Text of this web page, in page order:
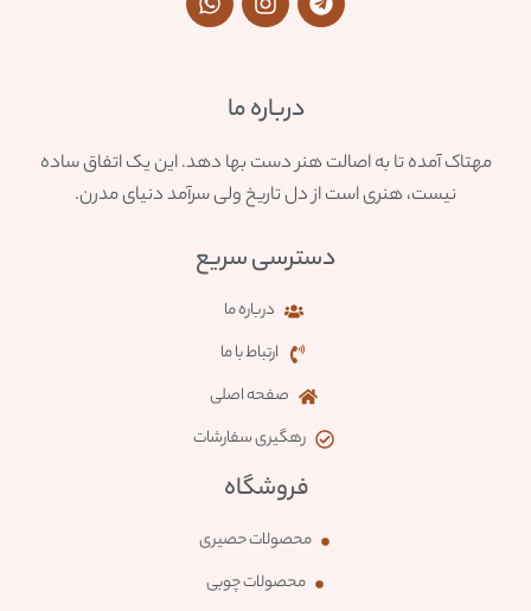
درباره ما
مهتاک آمده تا به اصالت هنر دست بها دهد. این یک اتفاق ساده
نیست، هنری است از دل تاریخ ولی سرآمد دنیای مدرن.
دسترسی سریع
درباره ما
ارتباط با ما
صفحه اصلی
رهگیری سفارشات
فروشگاه
محصولات حصیری
محصولات چوبی